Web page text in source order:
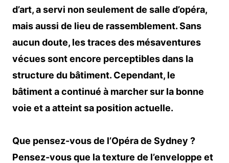
d’art, a servi non seulement de salle d’opéra,
mais aussi de lieu de rassemblement. Sans
aucun doute, les traces des mésaventures
vécues sont encore perceptibles dans la
structure du bâtiment. Cependant, le
bâtiment a continué à marcher sur la bonne
voie et a atteint sa position actuelle.
Que pensez-vous de l’Opéra de Sydney ?
Pensez-vous que la texture de l’enveloppe et